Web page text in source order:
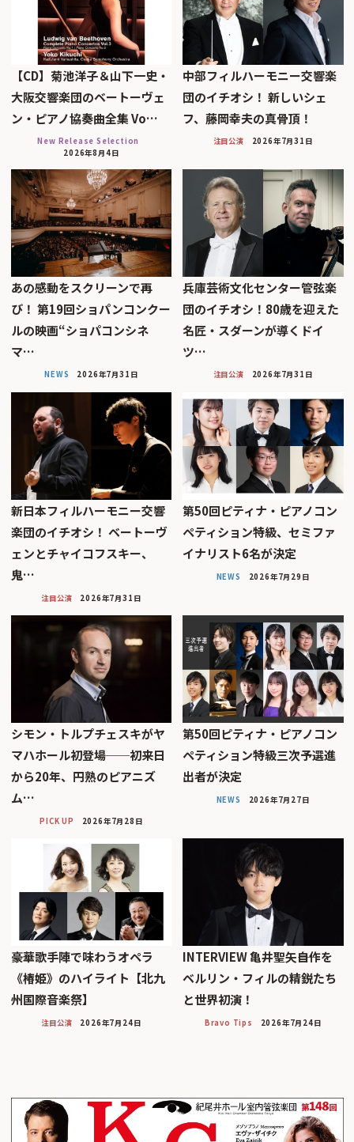
【CD】菊池洋子＆山下一史・
大阪交響楽団のベートーヴェ
ン・ピアノ協奏曲全集 Vo…
New Release Selection
2026年8月4日
中部フィルハーモニー交響楽
団のイチオシ！ 新しいシェ
フ、藤岡幸夫の真骨頂！
注目公演 2026年7月31日
あの感動をスクリーンで再
び！ 第19回ショパンコンクー
ルの映画“ショパコンシネ
マ…
NEWS 2026年7月31日
兵庫芸術文化センター管弦楽
団のイチオシ！80歳を迎えた
名匠・スダーンが導くドイ
ツ…
注目公演 2026年7月31日
新日本フィルハーモニー交響
楽団のイチオシ！ ベートーヴ
ェンとチャイコフスキー、
鬼…
注目公演 2026年7月31日
第50回ピティナ・ピアノコン
ペティション特級、セミファ
イナリスト6名が決定
NEWS 2026年7月29日
シモン・トルプチェスキがヤ
マハホール初登場──初来日
から20年、円熟のピアニズ
ム…
PICK UP 2026年7月28日
第50回ピティナ・ピアノコン
ペティション特級三次予選進
出者が決定
NEWS 2026年7月27日
豪華歌手陣で味わうオペラ
《椿姫》のハイライト【北九
州国際音楽祭】
注目公演 2026年7月24日
INTERVIEW 亀井聖矢――自作を
ベルリン・フィルの精鋭たち
と世界初演！
Bravo Tips 2026年7月24日